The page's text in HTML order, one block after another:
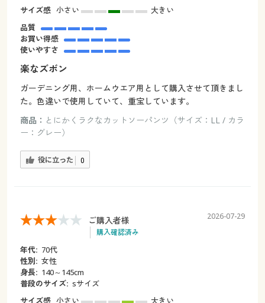
サイズ感 小さい
大きい
品質
お買い得感
使いやすさ
楽なズボン
ガーデニング用、ホームウエア用として購入させて頂きまし
た。色違いで使用していて、重宝しています。
商品： とにかくラクなカットソーパンツ（サイズ：LL / カラ
ー：グレー）
役に立った 0
ご購入者様
購入確認済み
2026-07-29
年代: 70代
性別: 女性
身長: 140～145cm
普段のサイズ: sサイズ
サイズ感 小さい
大きい